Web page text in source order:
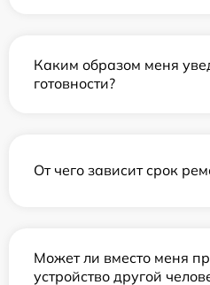
Каким образом меня
готовности?
От чего зависит срок
Может ли вместо меня
устройство другой